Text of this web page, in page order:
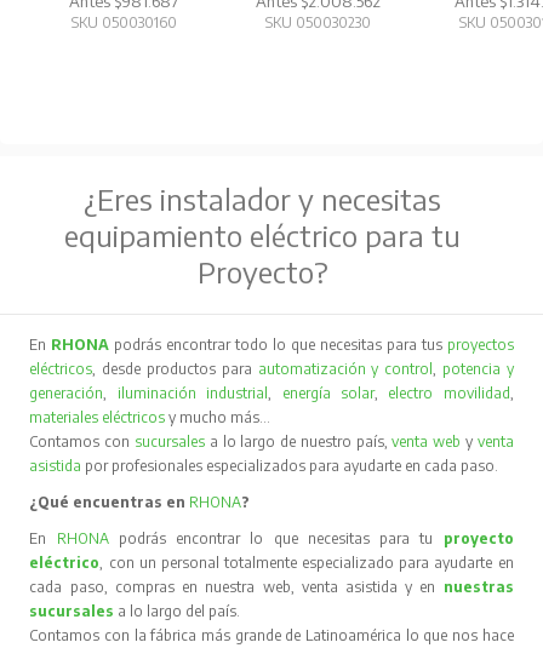
SKU 050030160 SKU 050030230 SKU
¿Eres instalador y necesitas
equipamiento eléctrico para tu
Proyecto?
En RHONA podrás encontrar todo lo que necesitas para tus proyectos
eléctricos , desde productos para automatización y control
potencia y
generación
iluminación industrial energía solar, electro movilidad
materiales eléctricos y mucho más…
Contamos con sucursales a lo largo de nuestro país,venta web y venta
asistida por profesionales especializados para ayudarte en cada paso.
¿Qué encuentras en RHONA?
En RHONA podrás encontrar lo que necesitas para tu proyecto
eléctrico , con un personal totalmente especializado para ayudarte en
cada paso, compras en nuestra web, venta asistida y en nuestras
sucursales a lo largo del país.
Contamos con la fábrica más grande de Latinoamérica lo que nos hace